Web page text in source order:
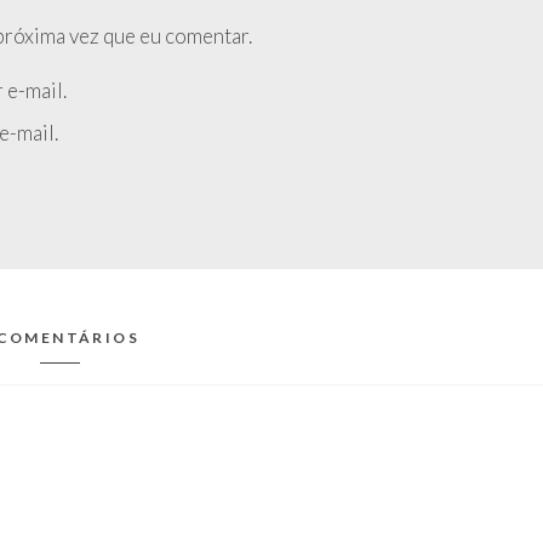
vez que eu comentar.
e-mail.
mail.